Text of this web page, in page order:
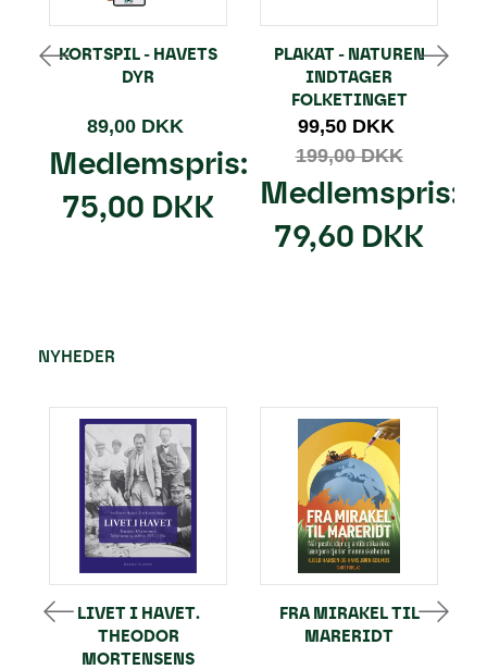
KORTSPIL - HAVETS
DYR
89,00 DKK
Medlemspris:
75,00 DKK
PLAKAT - NATUREN
INDTAGER
FOLKETINGET
99,50 DKK
199,00 DKK
Medlemspris:
79,60 DKK
NYHEDER
LIVET I HAVET.
THEODOR
MORTENSENS
FRA MIRAKEL TIL
MARERIDT